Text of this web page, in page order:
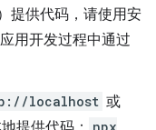
提供代码，请使用安
用开发过程中通过
localhost 或